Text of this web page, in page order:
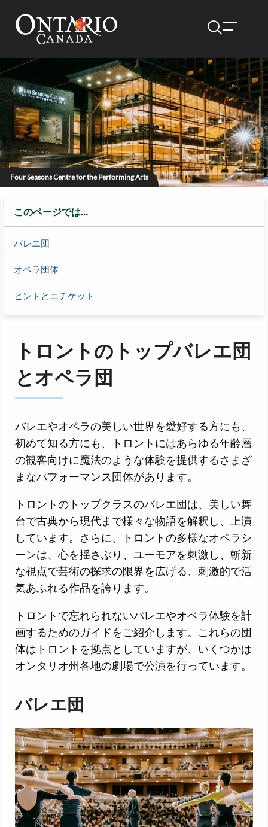
Four Seasons Centre for the Performing Arts
このページでは…
バレエ団
オペラ団体
ヒントとエチケット
トロントのトップバレエ団
とオペラ団
バレエやオペラの美しい世界を愛好する方にも、
初めて知る方にも、トロントにはあらゆる年齢層
の観客向けに魔法のような体験を提供するさまざ
まなパフォーマンス団体があります。
トロントのトップクラスのバレエ団は、美しい舞
台で古典から現代まで様々な物語を解釈し、上演
しています。さらに、トロントの多様なオペラシ
ーンは、心を揺さぶり、ユーモアを刺激し、斬新
な視点で芸術の探求の限界を広げる、刺激的で活
気あふれる作品を誇ります。
トロントで忘れられないバレエやオペラ体験を計
画するためのガイドをご紹介します。これらの団
体はトロントを拠点としていますが、いくつかは
オンタリオ州各地の劇場で公演を行っています。
バレエ団